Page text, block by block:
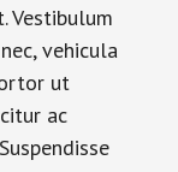
Vestibulum
vehicula
ut
ac